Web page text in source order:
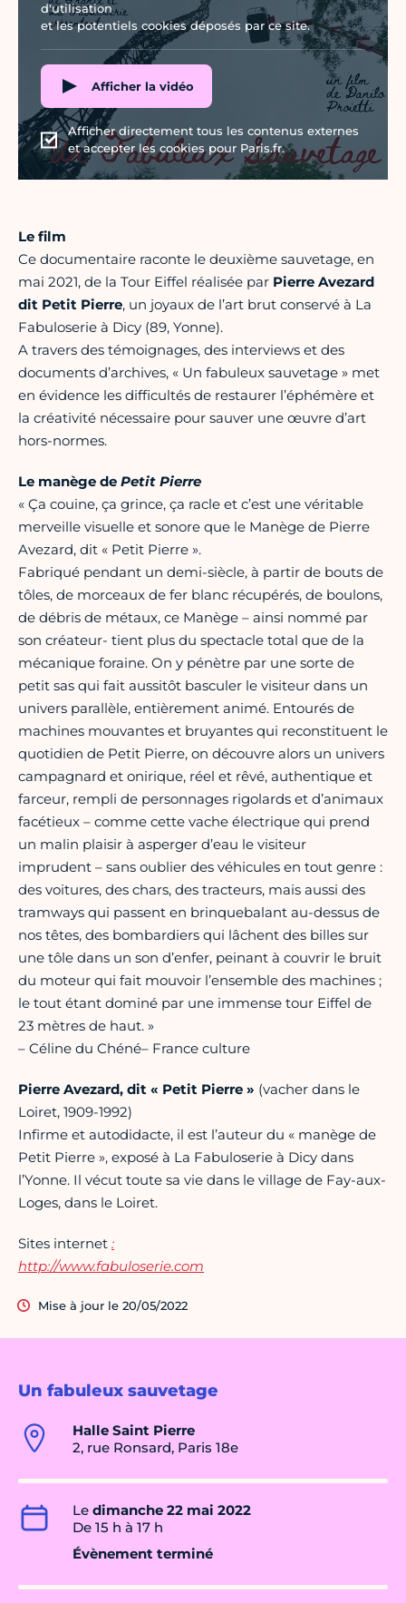
Un fabuleux sauvetage
Halle Saint Pierre
2, rue Ronsard, Paris 18e
Le dimanche 22 mai 2022
De 15 h à 17 h
Évènement terminé
d'utilisation
et les potentiels cookies déposés par ce site.
Afficher la vidéo
Afficher directement tous les contenus externes
et accepter les cookies pour Paris.fr.
Le film
Ce documentaire raconte le deuxième sauvetage, en
mai 2021, de la Tour Eiffel réalisée par Pierre Avezard
dit Petit Pierre, un joyaux de l’art brut conservé à La
Fabuloserie à Dicy (89, Yonne).
A travers des témoignages, des interviews et des
documents d’archives, « Un fabuleux sauvetage » met
en évidence les difficultés de restaurer l’éphémère et
la créativité nécessaire pour sauver une œuvre d’art
hors-normes.
Le manège de Petit Pierre
« Ça couine, ça grince, ça racle et c’est une véritable
merveille visuelle et sonore que le Manège de Pierre
Avezard, dit « Petit Pierre ».
Fabriqué pendant un demi-siècle, à partir de bouts de
tôles, de morceaux de fer blanc récupérés, de boulons,
de débris de métaux, ce Manège – ainsi nommé par
son créateur- tient plus du spectacle total que de la
mécanique foraine. On y pénètre par une sorte de
petit sas qui fait aussitôt basculer le visiteur dans un
univers parallèle, entièrement animé. Entourés de
machines mouvantes et bruyantes qui reconstituent le
quotidien de Petit Pierre, on découvre alors un univers
campagnard et onirique, réel et rêvé, authentique et
farceur, rempli de personnages rigolards et d’animaux
facétieux – comme cette vache électrique qui prend
un malin plaisir à asperger d’eau le visiteur
imprudent – sans oublier des véhicules en tout genre :
des voitures, des chars, des tracteurs, mais aussi des
tramways qui passent en brinquebalant au-dessus de
nos têtes, des bombardiers qui lâchent des billes sur
une tôle dans un son d’enfer, peinant à couvrir le bruit
du moteur qui fait mouvoir l’ensemble des machines ;
le tout étant dominé par une immense tour Eiffel de
23 mètres de haut. »
– Céline du Chéné– France culture
Pierre Avezard, dit « Petit Pierre » (vacher dans le
Loiret, 1909-1992)
Infirme et autodidacte, il est l’auteur du « manège de
Petit Pierre », exposé à La Fabuloserie à Dicy dans
l’Yonne. Il vécut toute sa vie dans le village de Fay-aux-
Loges, dans le Loiret.
Sites internet :
http://www.fabuloserie.com
Mise à jour le 20/05/2022